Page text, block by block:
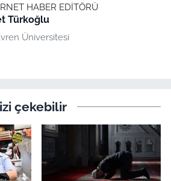
HABER EDITÖRÜ
Türkoğlu
Üniversitesi
çekebilir